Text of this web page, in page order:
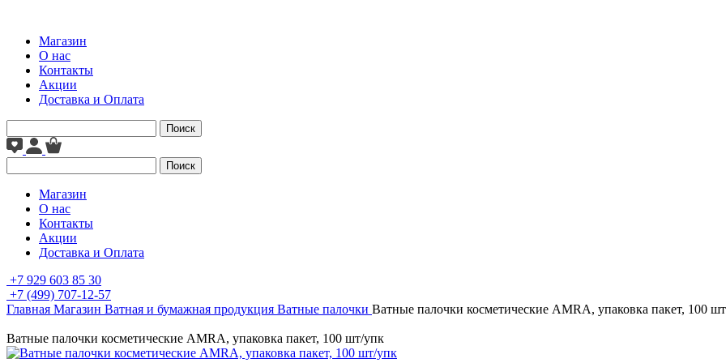
Магазин
О нас
Контакты
Акции
Доставка и Оплата
Поиск
Поиск
Магазин
О нас
Контакты
Акции
Доставка и Оплата
+7 929 603 85 30
+7 (499) 707-12-57
Главная Магазин Ватная и бумажная продукция Ватные палочки Ватные палочки косметические AMRA, упаковка пакет, 100
Ватные палочки косметические AMRA, упаковка пакет, 100 шт/упк